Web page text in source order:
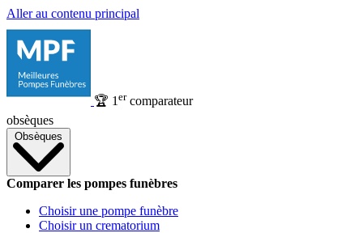
Aller au contenu principal
🏆 1 ercomparateur
obsèques
Obsèques
Comparer les pompes funèbres
Choisir une pompe funèbre
Choisir un crematorium